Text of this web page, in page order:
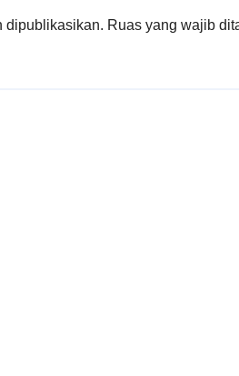
dipublikasikan. Ruas yang wajib